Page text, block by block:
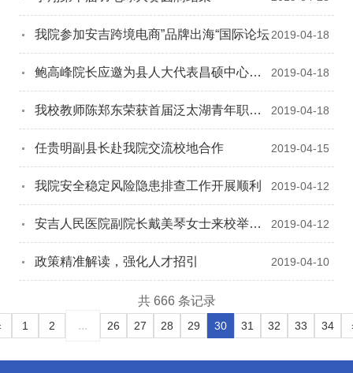
我院参加安吉跨境电商”品牌出海“国际论坛2019-04-18
鲍高峰院长应邀为县人大代表昌硕中心组
2019-04-18
我校教师陈郑东荣获首届泛太湖青年职工
2019-04-18
任贵明副县长赴我院交流校地合作 2019-04-15
我院安全稳定风险隐患排查工作开展顺利 2019-04-12
安吉人民医院副院长戴美琴女士来校举办
2019-04-12
政策精准解读，强化人才招引 2019-04-10
共 666 条记录
1 2 ... 26 27 28 29 30 31 32 33 34